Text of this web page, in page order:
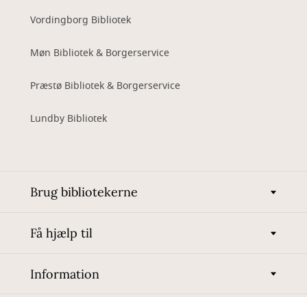
Vordingborg Bibliotek
Møn Bibliotek & Borgerservice
Præstø Bibliotek & Borgerservice
Lundby Bibliotek
Brug bibliotekerne
Få hjælp til
Information